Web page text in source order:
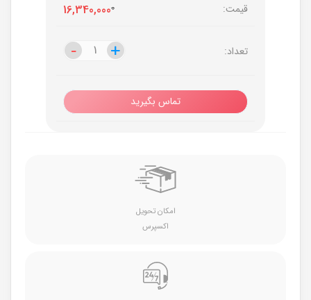
قیمت: 16,340,0000
تعداد: +
- +
-
تماس بگیرید
امکان تحویل
اکسپرس